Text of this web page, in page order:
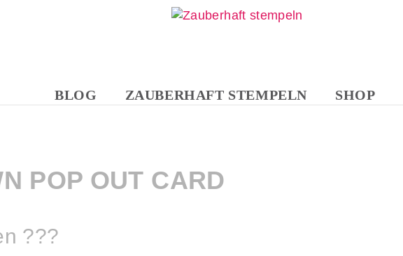
NAVIGATION
BLOG ZAUBERHAFT STEMPELN SHOP
POP OUT CARD
???